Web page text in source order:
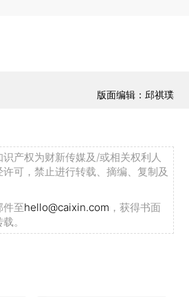
版面编辑：邱祺璞
产权为财新传媒及/或相关权利人
可，禁止进行转载、摘编、复制及
件至hello@caixin.com ，获得书面
。